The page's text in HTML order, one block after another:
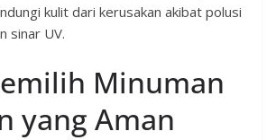
kulit dari kerusakan akibat polusi
sinar UV.
Minuman
yang Aman